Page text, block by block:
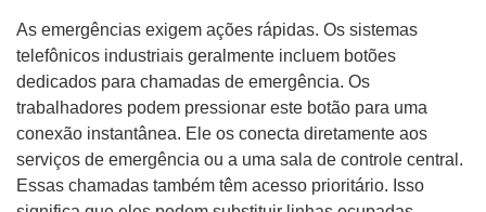
As emergências exigem ações rápidas. Os sistemas
telefônicos industriais geralmente incluem botões
dedicados para chamadas de emergência. Os
trabalhadores podem pressionar este botão para uma
conexão instantânea. Ele os conecta diretamente aos
serviços de emergência ou a uma sala de controle central.
Essas chamadas também têm acesso prioritário. Isso